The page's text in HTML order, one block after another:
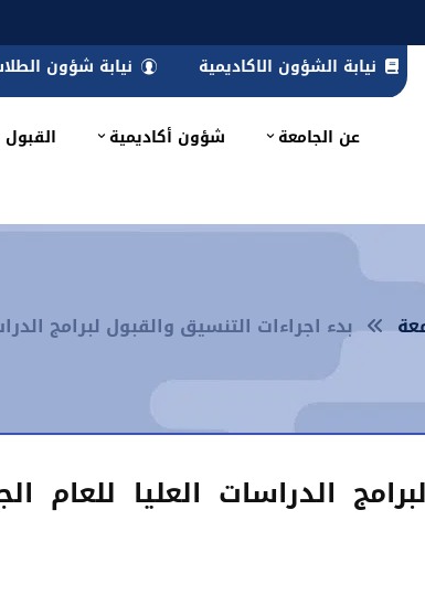
نيابة الشؤون الاكاديمية
نيابة شؤون
عن الجامعة شؤون أكاديمية
بدء اجراءات التنسيق والقبول لبرامج الدراسات
الدراسات العليا للعام